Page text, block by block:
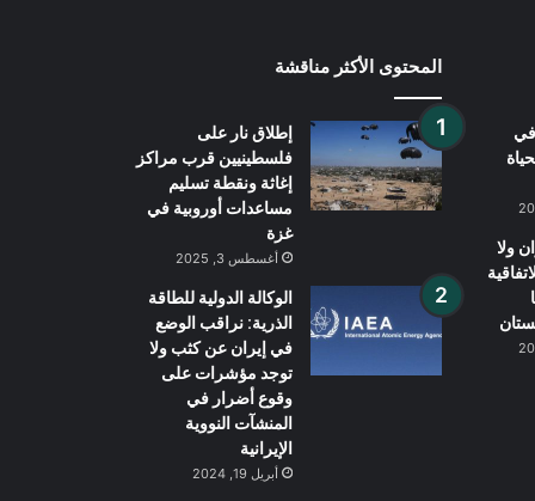
ولا
المحتوى الأكثر مناقشة
إطلاق نار على
فلسطينيين قرب مراكز
إغاثة ونقطة تسليم
مساعدات أوروبية في
غزة
أغسطس 3, 2025
الوكالة الدولية للطاقة
الذرية: نراقب الوضع
في إيران عن كثب ولا
توجد مؤشرات على
وقوع أضرار في
المنشآت النووية
الإيرانية
أبريل 19, 2024